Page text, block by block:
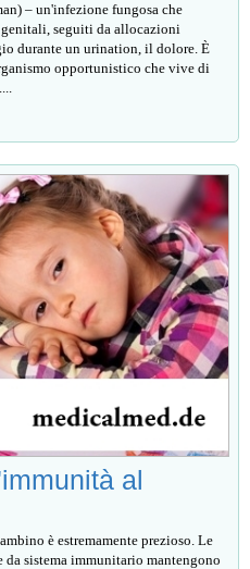
– un'infezione fungosa che
seguiti da allocazioni
durante un urination, il dolore. È
opportunistico che vive di
al
è estremamente prezioso. Le
sistema immunitario mantengono